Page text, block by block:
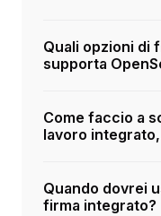
Quali opzioni di
supporta
Come faccio a
lavoro
Quando dovrei
firma integrato?